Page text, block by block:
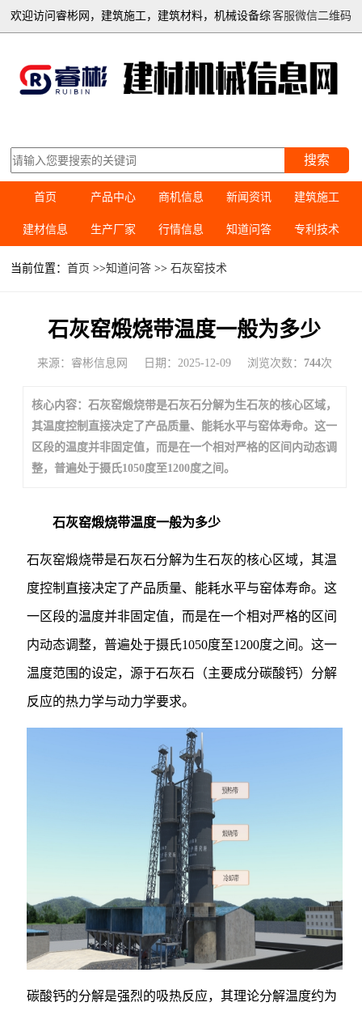
客服微信二维码
欢迎访问睿彬网，建筑施工，建筑材料，机械设备综
搜索
首页 产品中心 商机信息 新闻资讯 建筑施工
建材信息 生产厂家 行情信息 知道问答 专利技术
当前位置：首页 >>知道问答 >>石灰窑技术
石灰窑煅烧带温度一般为多少
来源：睿彬信息网 日期：2025-12-09 浏览次数： 744次
核心内容：石灰窑煅烧带是石灰石分解为生石灰的核心区域，
其温度控制直接决定了产品质量、能耗水平与窑体寿命。这一
区段的温度并非固定值，而是在一个相对严格的区间内动态调
整，普遍处于摄氏1050度至1200度之间。
石灰窑煅烧带温度一般为多少
石灰窑煅烧带是石灰石分解为生石灰的核心区域，其温
度控制直接决定了产品质量、能耗水平与窑体寿命。这
一区段的温度并非固定值，而是在一个相对严格的区间
内动态调整，普遍处于摄氏1050度至1200度之间。这一
温度范围的设定，源于石灰石（主要成分碳酸钙）分解
反应的热力学与动力学要求。
碳酸钙的分解是强烈的吸热反应，其理论分解温度约为